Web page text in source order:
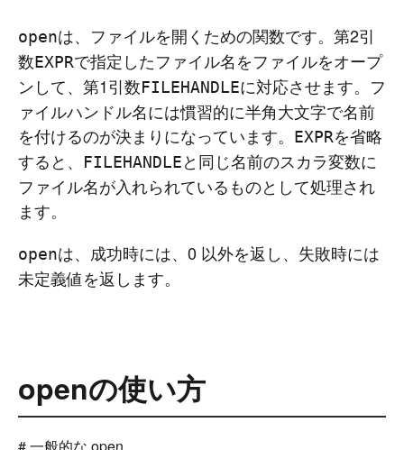
openは、ファイルを開くための関数です。第2引
数EXPRで指定したファイル名をファイルをオープ
ンして、第1引数FILEHANDLEに対応させます。フ
ァイルハンドル名には慣習的に半角大文字で名前
を付けるのが決まりになっています。
EXPRを省略
すると、
FILEHANDLEと同じ名前のスカラ変数に
ファイル名が入れられているものとして処理され
ます。
openは、成功時には、0 以外を返し、失敗時には
未定義値を返します。
openの使い方